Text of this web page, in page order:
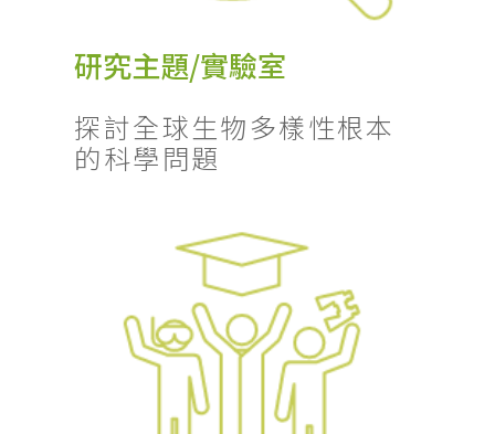
研究主題/實驗室
探討全球生物多樣性根本
的科學問題